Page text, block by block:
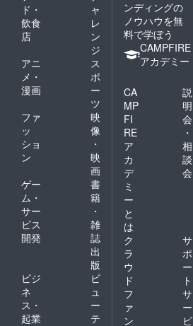
ド・
飲食
店
ャ
レ
ン
ジ
アニ
メ・
漫画
ス
ポ
ー
ツ
ファ
ッ
ショ
ン
映
像
・
映
画
ゲー
ム・
サー
ビス
開発
書
籍
・
雑
誌
出
版
ビジ
ネ
ス・
起業
ビ
ュ
ー
テ
ンディングの
ノウハウを無
料で学ぼう
CAMPFIRE
アカデミー
CA
MP
FI
RE
ア
カ
デ
ミ
ー
と
は
説
明
会
・
相
談
会
ク
ラ
ウ
ド
フ
ァ
ン
サ
ポ
ー
ト
サ
ー
ビ